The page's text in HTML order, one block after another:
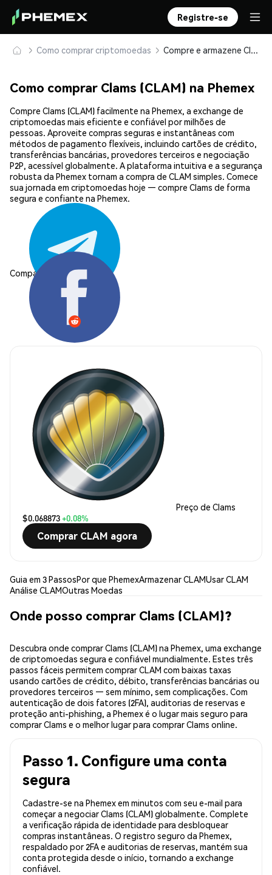
Registre-se
Como comprar criptomoedas Compre e armazene Clams (CLAM) com segurança
Como comprar Clams (CLAM) na Phemex
Compre Clams (CLAM) facilmente na Phemex, a exchange de
criptomoedas mais eficiente e confiável por milhões de
pessoas. Aproveite compras seguras e instantâneas com
métodos de pagamento flexíveis, incluindo cartões de crédito,
transferências bancárias, provedores terceiros e negociação
P2P, acessível globalmente. A plataforma intuitiva e a segurança
robusta da Phemex tornam a compra de CLAM simples. Comece
sua jornada em criptomoedas hoje — compre Clams de forma
segura e confiante na Phemex.
Compartilhar:
Preço de Clams
$0.068873+0.08%
Comprar CLAM agora
Guia em 3 PassosPor que PhemexArmazenar CLAMUsar CLAM
Análise CLAMOutras Moedas
Onde posso comprar Clams (CLAM)?
Descubra onde comprar Clams (CLAM) na Phemex, uma exchange
de criptomoedas segura e confiável mundialmente. Estes três
passos fáceis permitem comprar CLAM com baixas taxas
usando cartões de crédito, débito, transferências bancárias ou
provedores terceiros — sem mínimo, sem complicações. Com
autenticação de dois fatores (2FA), auditorias de reservas e
proteção anti-phishing, a Phemex é o lugar mais seguro para
comprar Clams e o melhor lugar para comprar Clams online.
Passo 1. Configure uma conta
segura
Cadastre-se na Phemex em minutos com seu e-mail para
começar a negociar Clams (CLAM) globalmente. Complete
a verificação rápida de identidade para desbloquear
compras instantâneas. O registro seguro da Phemex,
respaldado por 2FA e auditorias de reservas, mantém sua
conta protegida desde o início, tornando a exchange
confiável.